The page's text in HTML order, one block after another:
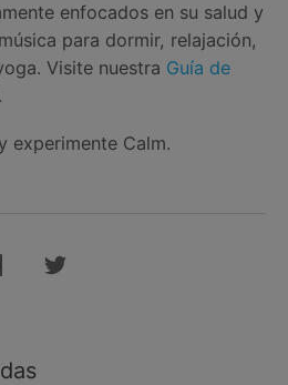
enfocados en su salud y
para dormir, relajación,
Visite nuestra Guía de
experimente Calm.